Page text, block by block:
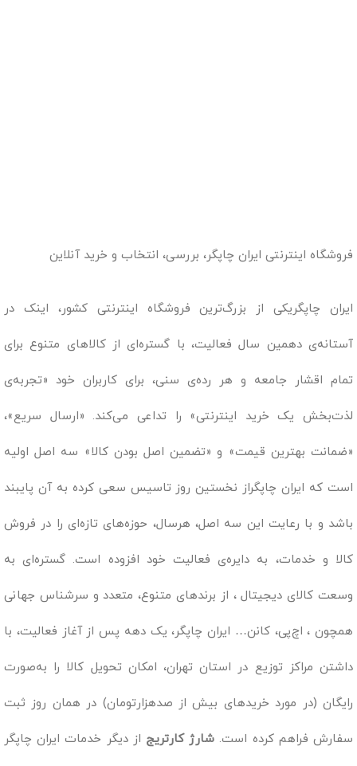
فروشگاه اینترنتی ایران چاپگر، بررسی، انتخاب و خرید آنلاین
ایران چاپگریکی از بزرگ‌ترین فروشگاه اینترنتی کشور، اینک در
آستانه‌ی دهمین سال فعالیت، با گستره‌ای از کالاهای متنوع برای
تمام اقشار جامعه و هر رده‌ی سنی، برای کاربران خود «تجربه‌ی
لذت‌بخش یک خرید اینترنتی» را تداعی می‌کند. «ارسال سریع»،
«ضمانت بهترین قیمت» و «تضمین اصل بودن کالا» سه اصل اولیه
است که ایران چاپگراز نخستین روز تاسیس سعی کرده به آن پایبند
باشد و با رعایت این سه اصل، هرسال، حوزه‌های تازه‌ای را در فروش
کالا و خدمات، به دایره‌ی فعالیت خود افزوده است. گستره‌ای به
وسعت کالای دیجیتال ، از برندهای متنوع، متعدد و سرشناس جهانی
همچون ، اچ‌پی، کانن… ایران چاپگر، یک دهه پس از آغاز فعالیت، با
داشتن مراکز توزیع در استان تهران، امکان تحویل کالا را به‌صورت
رایگان (در مورد خریدهای بیش از صدهزارتومان) در همان روز ثبت
سفارش فراهم کرده است. شارژ کارتریج از دیگر خدمات ایران چاپگر